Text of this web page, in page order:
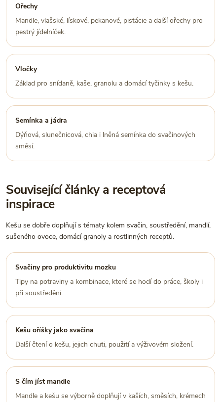
Ořechy
Mandle, vlašské, lískové, pekanové, pistácie a další ořechy pro
pestrý jídelníček.
Vločky
Základ pro snídaně, kaše, granolu a domácí tyčinky s kešu.
Semínka a jádra
Dýňová, slunečnicová, chia i lněná semínka do svačinových
směsí.
Související články a receptová
inspirace
Kešu se dobře doplňují s tématy kolem svačin, soustředění, mandlí,
sušeného ovoce, domácí granoly a rostlinných receptů.
Svačiny pro produktivitu mozku
Tipy na potraviny a kombinace, které se hodí do práce, školy i
při soustředění.
Kešu oříšky jako svačina
Další čtení o kešu, jejich chuti, použití a výživovém složení.
S čím jíst mandle
Mandle a kešu se výborně doplňují v kaších, směsích, krémech